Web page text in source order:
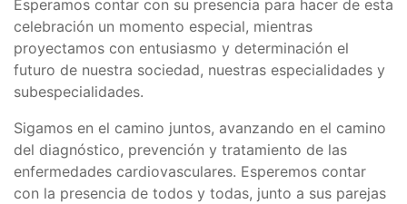
Esperamos contar con su presencia para hacer de esta
celebración un momento especial, mientras
proyectamos con entusiasmo y determinación el
futuro de nuestra sociedad, nuestras especialidades y
subespecialidades.
Sigamos en el camino juntos, avanzando en el camino
del diagnóstico, prevención y tratamiento de las
enfermedades cardiovasculares. Esperemos contar
con la presencia de todos y todas, junto a sus parejas